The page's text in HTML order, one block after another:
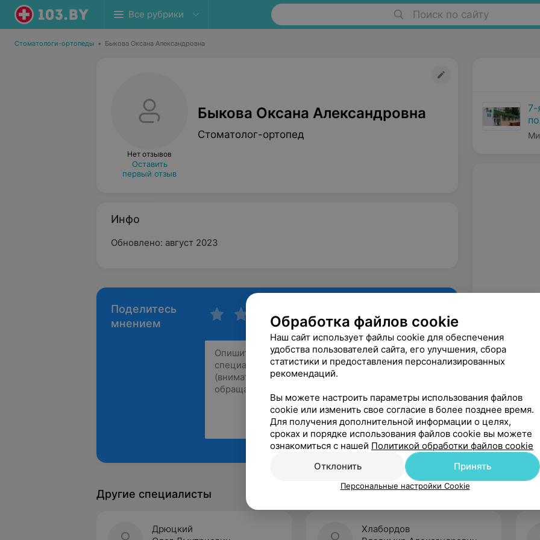
Все рубрики Поиск по сайту
Стоматологи-ортопеды • Быкова Оксана Александровна
Нет отзывов
Оставить
первый отзыв
Быкова Оксана Александровна
Стоматолог-ортопед
Инфо
Обновлено: август 2023
Поделитесь
мнением
Рекомендую
7-
Другие специалисты
Дрюцкий
Хлабордов
Обработка файлов cookie
Наш сайт использует файлы cookie для обеспечения
удобства пользователей сайта, его улучшения, сбора
статистики и предоставления персонализированных
рекомендаций.
Вы можете настроить параметры использования файлов
cookie или изменить свое согласие в более позднее время.
Для получения дополнительной информации о целях,
сроках и порядке использования файлов cookie вы можете
ознакомиться с нашей Политикой обработки файлов cookie
Отклонить
Принять
Персональные настройки Cookie